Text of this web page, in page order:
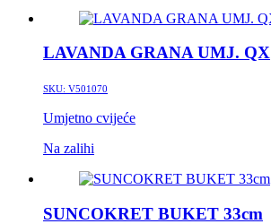
LAVANDA GRANA UMJ. QX
SKU: V501070
Umjetno cvijeće
Na zalihi
SUNCOKRET BUKET 33cm